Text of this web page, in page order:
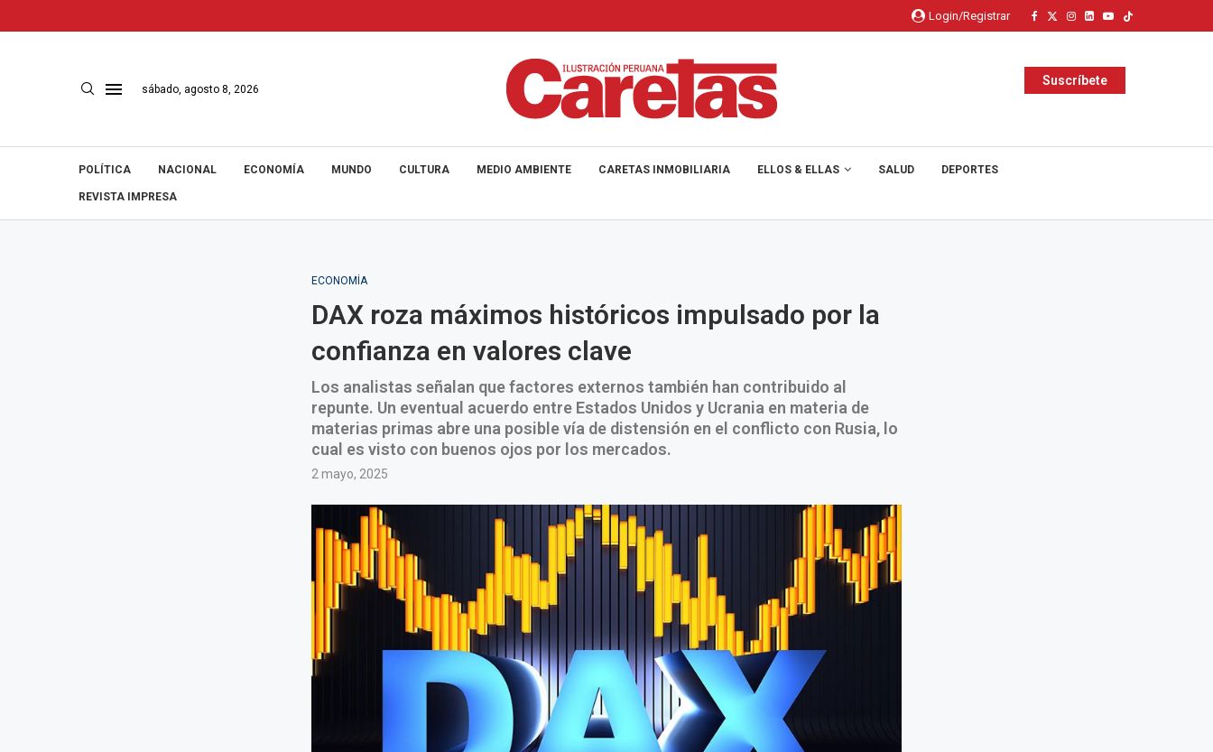
Login/Registrar
sábado, agosto 8, 2026
Suscríbete
POLÍTICA NACIONAL ECONOMÍA MUNDO CULTURA MEDIO AMBIENTE CARETAS INMOBILIARIA ELLOS & ELLAS SALUD DEPORTES
REVISTA IMPRESA
ECONOMÍA
DAX roza máximos históricos impulsado por la
confianza en valores clave
Los analistas señalan que factores externos también han contribuido al
repunte. Un eventual acuerdo entre Estados Unidos y Ucrania en materia de
materias primas abre una posible vía de distensión en el conflicto con Rusia, lo
cual es visto con buenos ojos por los mercados.
2 mayo, 2025